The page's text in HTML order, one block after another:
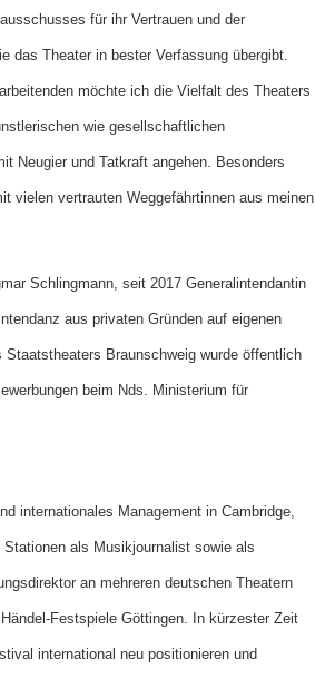
für ihr Vertrauen und der
das Theater in bester Verfassung übergibt.
möchte ich die Vielfalt des Theaters
wie gesellschaftlichen
Neugier und Tatkraft angehen. Besonders
vielen vertrauten Weggefährtinnen aus meinen
Schlingmann, seit 2017 Generalintendantin
aus privaten Gründen auf eigenen
Braunschweig wurde öffentlich
beim Nds. Ministerium für
internationales Management in Cambridge,
als Musikjournalist sowie als
an mehreren deutschen Theatern
Festspiele Göttingen. In kürzester Zeit
international neu positionieren und